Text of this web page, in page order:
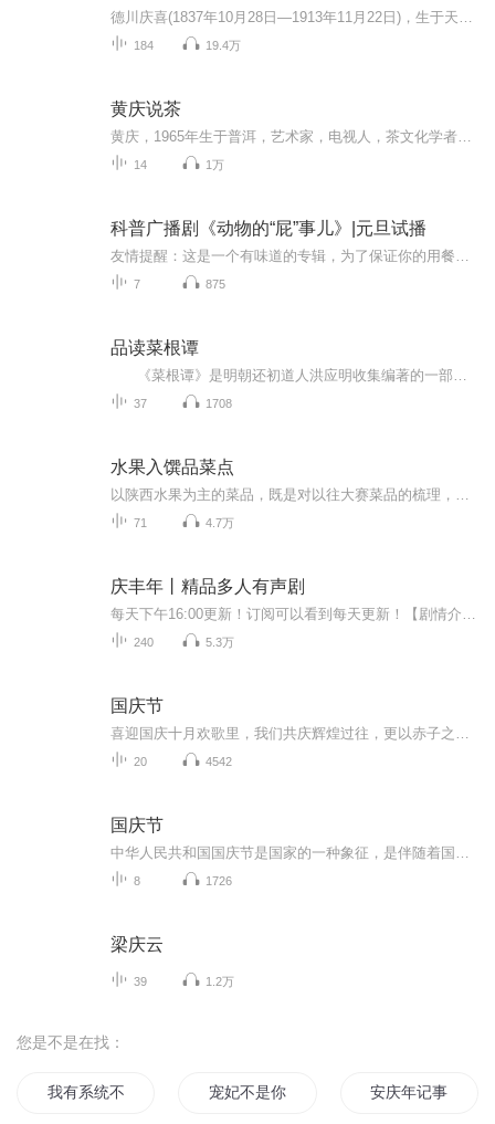
184 19.4万
黄庆说茶
14 1万
科普广播剧《动物的“屁”事儿》|元旦试播
7 875
品读菜根谭
37 1708
水果入馔品菜点
71 4.7万
庆丰年丨精品多人有声剧
240 5.3万
国庆节
20 4542
国庆节
8 1726
梁庆云
39 1.2万
您是不是在找：
我有系统不可能这么菜 宠妃不是你的菜 安庆年记事